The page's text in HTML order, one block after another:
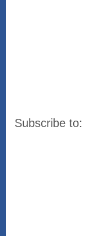
Subscribe to: